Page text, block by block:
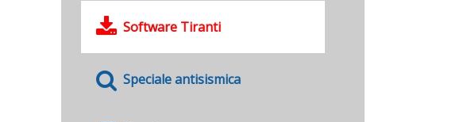
Software Tiranti
Speciale antisismica